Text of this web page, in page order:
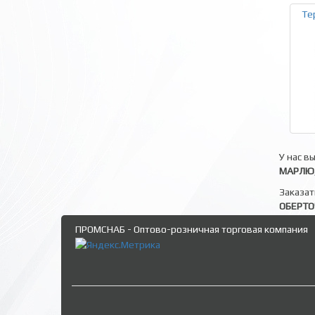
У нас
ПРОМСНАБ - Оптово-розничная торговая компания